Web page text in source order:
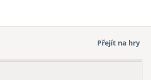
Přejít na hry